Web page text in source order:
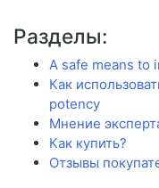
Разделы:
A safe means to
Как
potency
Мнение
Как купить?
Отзывы